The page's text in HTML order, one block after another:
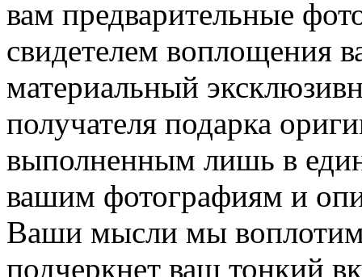
вам предварительные
свидетелем воплощения
материальный
получателя подарка
выполненным лишь в
вашим фотографиям и
Ваши мысли мы воплотим
подчеркнет ваш тонкий